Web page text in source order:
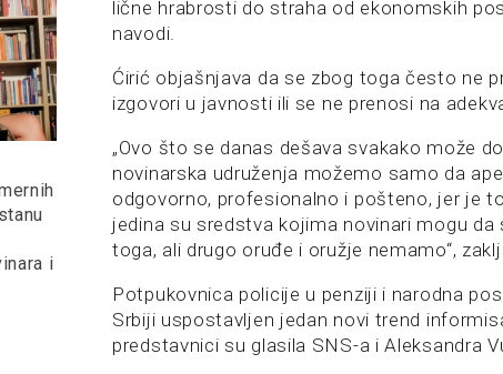
i
lične hrabrosti do straha od ekonomskih
navodi.
Ćirić objašnjava da se zbog toga često ne
izgovori u javnosti ili se ne prenosi na
„Ovo što se danas dešava svakako može
novinarska udruženja možemo samo da
odgovorno, profesionalno i pošteno, jer je
jedina su sredstva kojima novinari mogu
toga, ali drugo oruđe i oružje nemamo“,
Potpukovnica policije u penziji i narodna
Srbiji uspostavljen jedan novi trend
predstavnici su glasila SNS-a i Aleksandra